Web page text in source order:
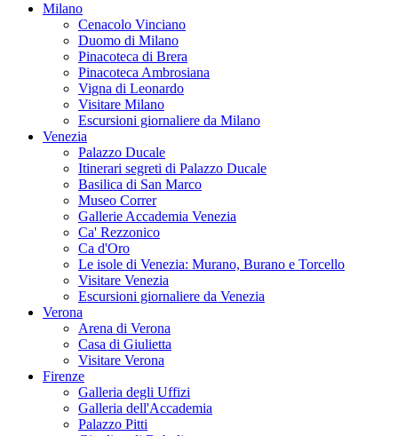
Milano
Cenacolo Vinciano
Duomo di Milano
Pinacoteca di Brera
Pinacoteca Ambrosiana
Vigna di Leonardo
Visitare Milano
Escursioni giornaliere da Milano
Venezia
Palazzo Ducale
Itinerari segreti di Palazzo Ducale
Basilica di San Marco
Museo Correr
Gallerie Accademia Venezia
Ca' Rezzonico
Ca d'Oro
Le isole di Venezia: Murano, Burano e Torcello
Visitare Venezia
Escursioni giornaliere da Venezia
Verona
Arena di Verona
Casa di Giulietta
Visitare Verona
Firenze
Galleria degli Uffizi
Galleria dell'Accademia
Palazzo Pitti